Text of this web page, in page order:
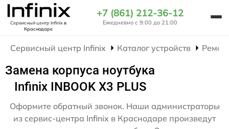
Сервисный центр Infinixв
Краснодаре
+7 (861) 212-36-12
Ежедневно с 9:00 до 21:00
Сервисный центр Infinix Каталог устройств
Замена корпуса ноутбука
Infinix INBOOK X3 PLUS
Оформите обратный звонок. Наши администраторы
из сервис-центра Infinix в Краснодаре произведут